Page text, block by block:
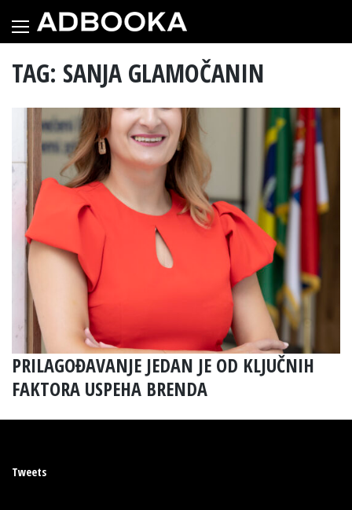
content
TAG: SANJA GLAMOČANIN
PRILAGOĐAVANJE JEDAN JE OD KLJUČNIH
FAKTORA USPEHA BRENDA
Tweets